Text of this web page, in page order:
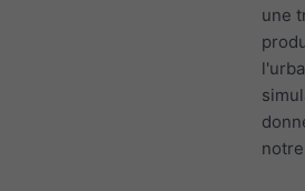
une
notre